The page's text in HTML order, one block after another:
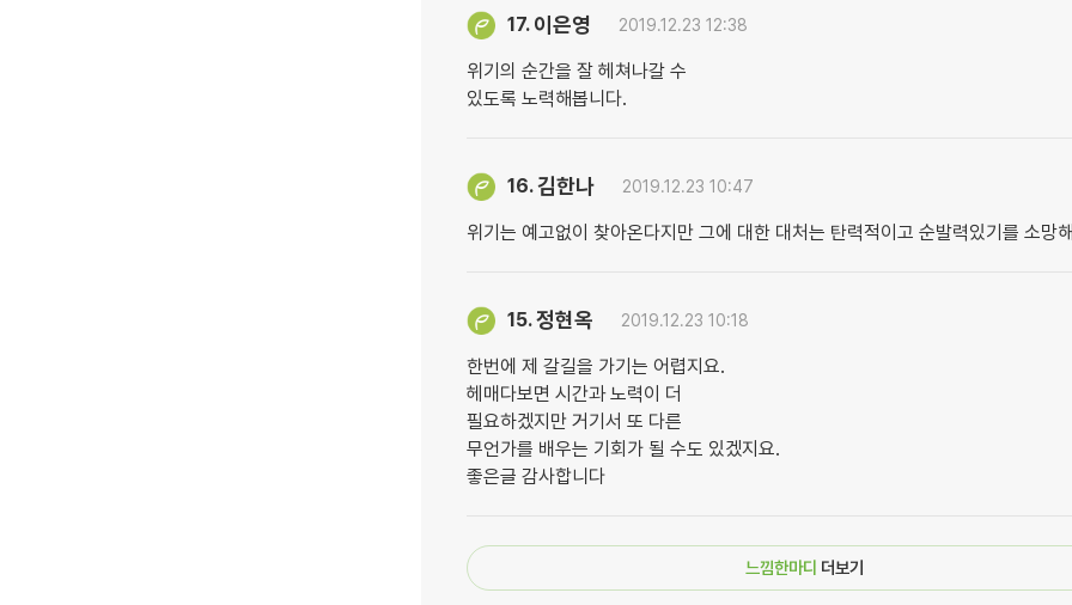
17. 이은영 2019.12.23 12:38
위기의 순간을 잘 헤쳐나갈 수
있도록 노력해봅니다.
16.김한나 2019.12.23 10:47
위기는 예고없이 찾아온다지만 그에 대한 대처는 탄력적이고 순발력있기를 소망
15.정현옥 2019.12.23 10:18
한번에 제 갈길을 가기는 어렵지요.
헤매다보면 시간과 노력이 더
필요하겠지만 거기서 또 다른
무언가를 배우는 기회가 될 수도 있겠지요.
좋은글 감사합니다
느낌한마디 더보기